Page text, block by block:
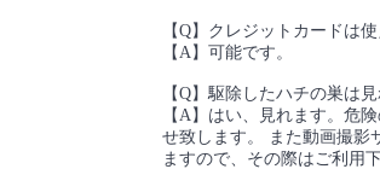
【Q】クレジットカードは
【A】可能です。
【Q】駆除したハチの巣は
【A】はい、見れます。危
せ致します。 また動画撮影
ますので、その際はご利用下